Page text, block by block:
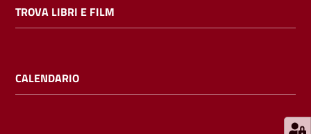
ragazzi
i
l
TROVA LIBRI E FILM
CALENDARIO